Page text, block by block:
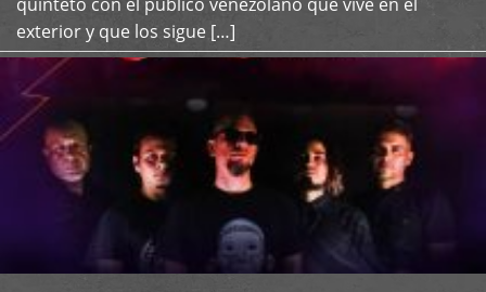
exterior y que los sigue […]